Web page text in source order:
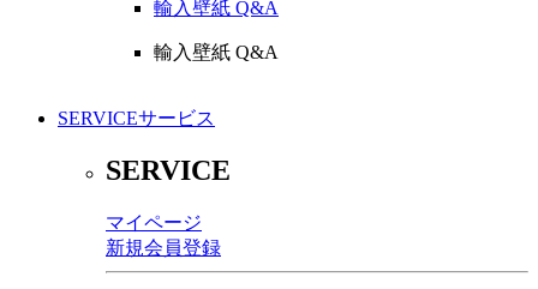
輸入壁紙 Q&A
輸入壁紙 Q&A
SERVICEサービス
SERVICE
マイページ
新規会員登録